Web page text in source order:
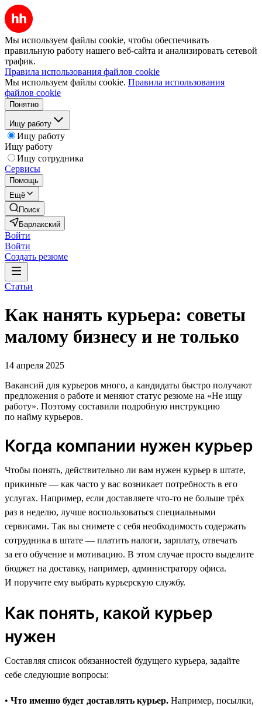
Мы используем файлы cookie, чтобы обеспечивать
правильную работу нашего веб-сайта и анализировать сетевой
трафик.
Правила использования файлов cookie
Мы используем файлы cookie. Правила использования
файлов cookie
Понятно
Ищу работу
Ищу работу
Ищу работу
Ищу сотрудника
Сервисы
Помощь
Ещё
Поиск
Барлакский
Войти
Войти
Создать резюме
Статьи
Как нанять курьера: советы
малому бизнесу и не только
14 апреля 2025
Вакансий для курьеров много, а кандидаты быстро получают
предложения о работе и меняют статус резюме на «Не ищу
работу». Поэтому составили подробную инструкцию
по найму курьеров.
Когда компании нужен курьер
Чтобы понять, действительно ли вам нужен курьер в штате,
прикиньте — как часто у вас возникает потребность в его
услугах. Например, если доставляете что-то не больше трёх
раз в неделю, лучше воспользоваться специальными
сервисами. Так вы снимете с себя необходимость содержать
сотрудника в штате — платить налоги, зарплату, отвечать
за его обучение и мотивацию. В этом случае просто выделите
бюджет на доставку, например, администратору офиса.
И поручите ему выбрать курьерскую службу.
Как понять, какой курьер
нужен
Составляя список обязанностей будущего курьера, задайте
себе следующие вопросы:
• Что именно будет доставлять курьер. Например, посылки,